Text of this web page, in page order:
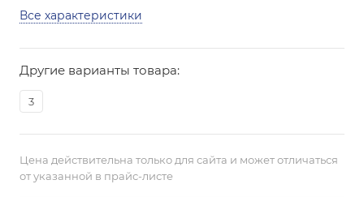
Все характеристики
Другие варианты товара:
3
Цена действительна только для сайта и может отличаться
от указанной в прайс-листе